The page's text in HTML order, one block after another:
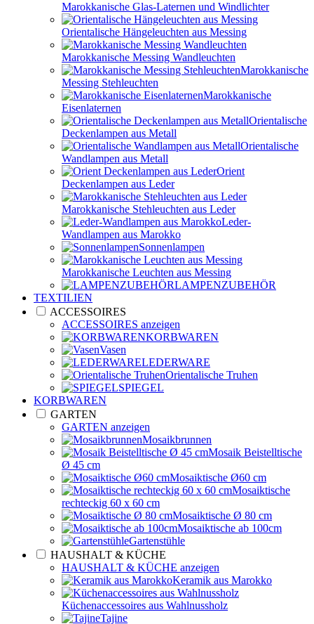
Marokkanische Glas-Laternen und Windlichter
Orientalische Hängeleuchten aus Messing
Marokkanische Messing Wandleuchten
Marokkanische
Messing Stehleuchten
Marokkanische
Eisenlaternen
Orientalische
Deckenlampen aus Metall
Orientalische
Wandlampen aus Metall
Orient
Deckenlampen aus Leder
Marokkanische Stehleuchten aus Leder
Leder-
Wandlampen aus Marokko
Sonnenlampen
Marokkanische Leuchten aus Messing
LAMPENZUBEHÖR
TEXTILIEN
ACCESSOIRES
ACCESSOIRES anzeigen
KORBWAREN
Vasen
LEDERWARE
Orientalische Truhen
SPIEGEL
KORBWAREN
GARTEN
GARTEN anzeigen
Mosaikbrunnen
Mosaik Beistelltische
Ø 45 cm
Mosaiktische Ø60 cm
Mosaiktische
rechteckig 60 x 60 cm
Mosaiktische Ø 80 cm
Mosaiktische ab 100cm
Gartenstühle
HAUSHALT & KÜCHE
HAUSHALT & KÜCHE anzeigen
Keramik aus Marokko
Küchenaccessoires aus Wahlnussholz
Tajine